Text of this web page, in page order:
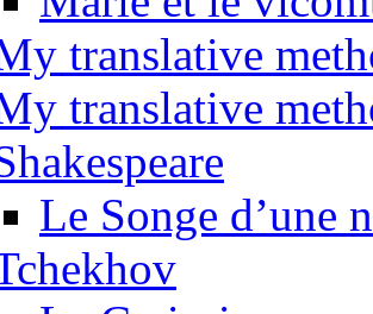
translative
translative
Le Songe d’une